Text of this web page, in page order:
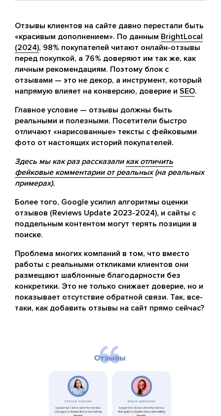
Отзывы клиентов на сайте давно перестали быть
«красивым дополнением». По данным BrightLocal
(2024), 98% покупателей читают онлайн-отзывы
перед покупкой, а 76% доверяют им так же, как
личным рекомендациям. Поэтому блок с
отзывами — это не декор, а инструмент, который
напрямую влияет на конверсию, доверие и SEO.
Главное условие — отзывы должны быть
реальными и полезными. Посетители быстро
отличают «нарисованные» тексты с фейковыми
фото от настоящих историй покупателей.
Здесь мы как раз рассказали как отличить
фейковые комментарии от реальных(на реальных
примерах).
Более того, Google усилил алгоритмы оценки
отзывов (Reviews Update 2023-2024), и сайты с
поддельным контентом могут терять позиции в
поиске.
Проблема многих компаний в том, что вместо
работы с реальными откликами клиентов они
размещают шаблонные благодарности без
конкретики. Это не только снижает доверие, но и
показывает отсутствие обратной связи. Так, все-
таки, как добавить отзывы на сайт прямо сейчас?